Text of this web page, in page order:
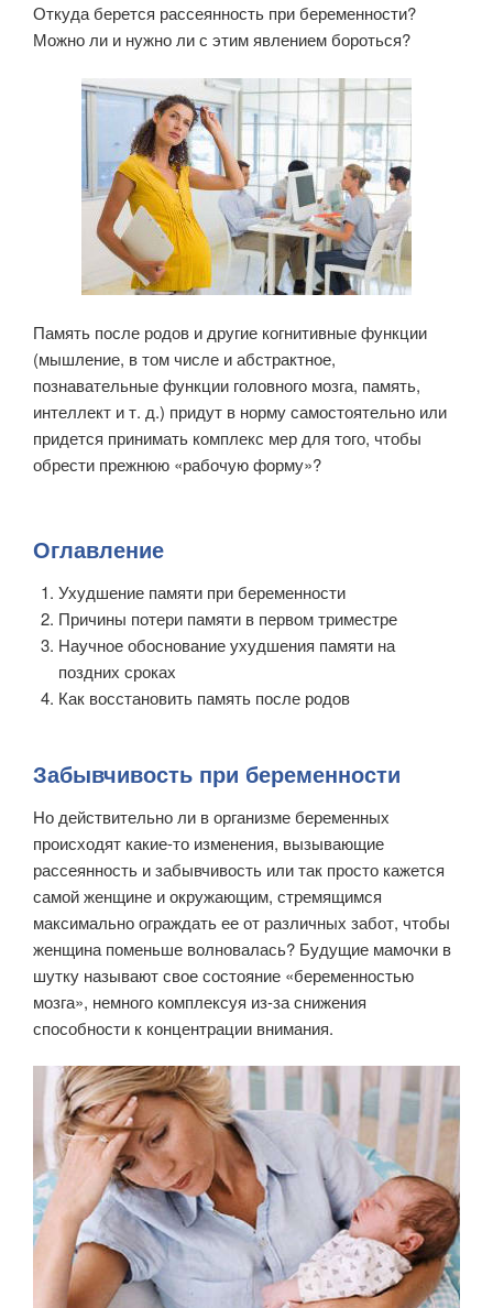
Откуда берется рассеянность при беременности?
Можно ли и нужно ли с этим явлением бороться?
Память после родов и другие когнитивные функции
(мышление, в том числе и абстрактное,
познавательные функции головного мозга, память,
интеллект и т. д.) придут в норму самостоятельно или
придется принимать комплекс мер для того, чтобы
обрести прежнюю «рабочую форму»?
Оглавление
Ухудшение памяти при беременности
Причины потери памяти в первом триместре
Научное обоснование ухудшения памяти на
поздних сроках
Как восстановить память после родов
Забывчивость при беременности
Но действительно ли в организме беременных
происходят какие-то изменения, вызывающие
рассеянность и забывчивость или так просто кажется
самой женщине и окружающим, стремящимся
максимально ограждать ее от различных забот, чтобы
женщина поменьше волновалась? Будущие мамочки в
шутку называют свое состояние «беременностью
мозга», немного комплексуя из-за снижения
способности к концентрации внимания.